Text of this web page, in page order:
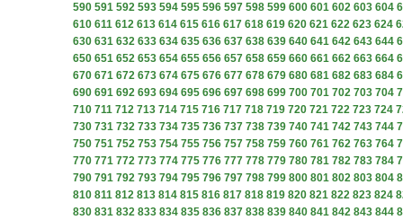
590 591 592 593 594 595 596 597 598 599 600 601 602 603 604
610 611 612 613 614 615 616 617 618 619 620 621 622 623 624
630 631 632 633 634 635 636 637 638 639 640 641 642 643 644
650 651 652 653 654 655 656 657 658 659 660 661 662 663 664
670 671 672 673 674 675 676 677 678 679 680 681 682 683 684
690 691 692 693 694 695 696 697 698 699 700 701 702 703 704
710 711 712 713 714 715 716 717 718 719 720 721 722 723 724
730 731 732 733 734 735 736 737 738 739 740 741 742 743 744
750 751 752 753 754 755 756 757 758 759 760 761 762 763 764
770 771 772 773 774 775 776 777 778 779 780 781 782 783 784
790 791 792 793 794 795 796 797 798 799 800 801 802 803 804
810 811 812 813 814 815 816 817 818 819 820 821 822 823 824
830 831 832 833 834 835 836 837 838 839 840 841 842 843 844